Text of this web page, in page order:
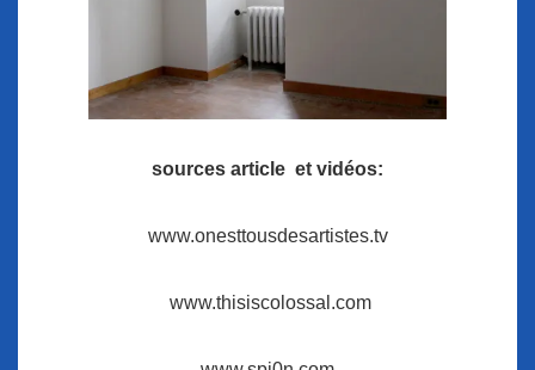
sources article et vidéos:
www.onesttousdesartistes.tv
www.thisiscolossal.com